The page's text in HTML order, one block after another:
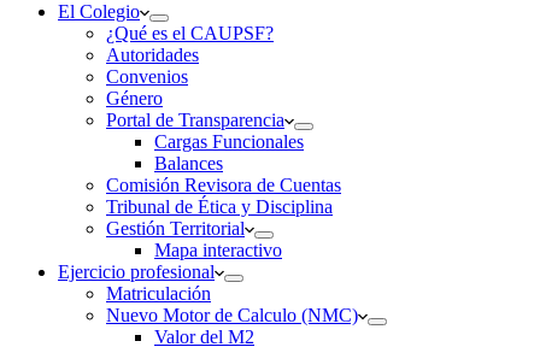
El Colegio
¿Qué es el CAUPSF?
Autoridades
Convenios
Género
Portal de Transparencia
Cargas Funcionales
Balances
Comisión Revisora de Cuentas
Tribunal de Ética y Disciplina
Gestión Territorial
Mapa interactivo
Ejercicio profesional
Matriculación
Nuevo Motor de Calculo (NMC)
Valor del M2